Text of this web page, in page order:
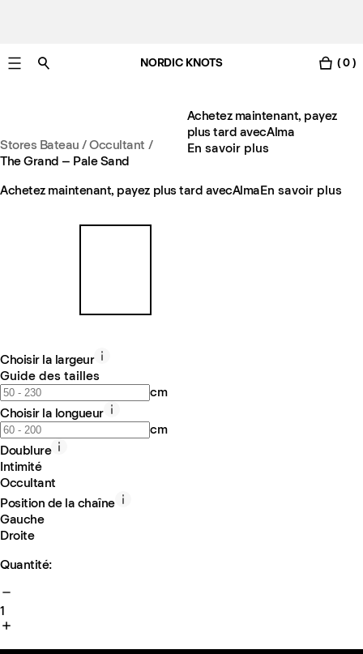
NORDIC KNOTS ( 0 )
Stores Bateau / Occultant /
The Grand – Pale Sand
Achetez maintenant, payez
plus tard avecAlma
En savoir plus
Achetez maintenant, payez plus tard avecAlmaEn savoir plus
Choisir la largeur
Guide des tailles
cm
Choisir la longueur
cm
Doublure
Intimité
Occultant
Position de la chaîne
Gauche
Droite
Quantité:
1